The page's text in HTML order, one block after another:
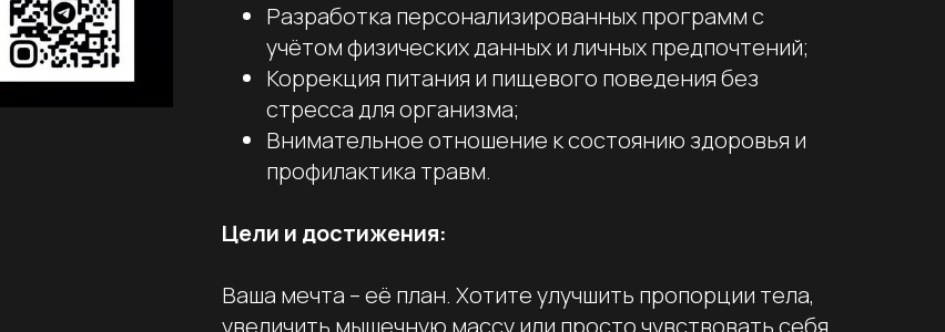
Разработка персонализированных программ с
учётом физических данных и личных предпочтений;
Коррекция питания и пищевого поведения без
стресса для организма;
Внимательное отношение к состоянию здоровья и
профилактика травм.
Цели и достижения:
Ваша мечта – её план. Хотите улучшить пропорции тела,
увеличить мышечную массу или просто чувствовать себя